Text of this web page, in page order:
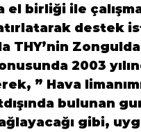
el birliği ile
destek
THY’nin
2003
” Hava
bulunan
gibi,